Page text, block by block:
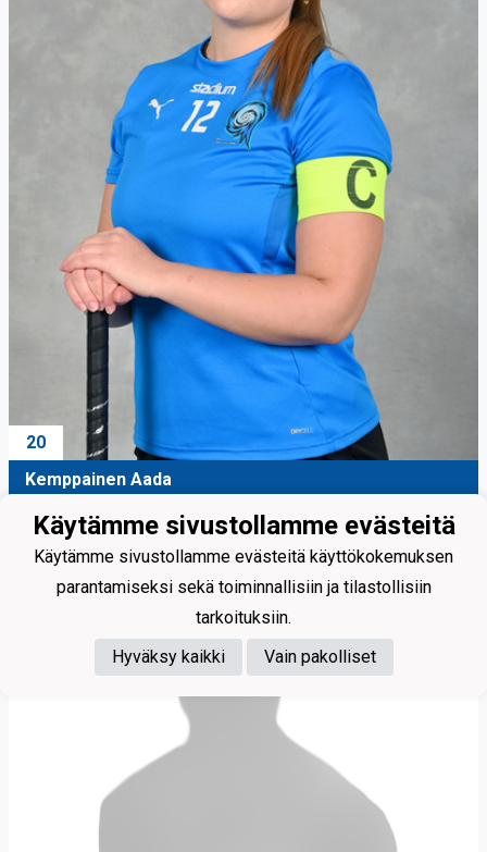
20
Kemppainen Aada
Käytämme sivustollamme evästeitä
Käytämme sivustollamme evästeitä käyttökokemuksen
parantamiseksi sekä toiminnallisiin ja tilastollisiin
tarkoituksiin.
Hyväksy kaikki
Vain pakolliset